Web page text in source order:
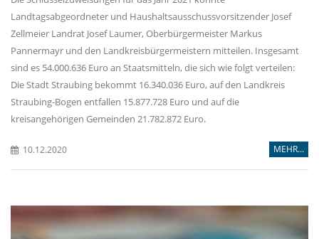
Landtagsabgeordneter und Haushaltsausschussvorsitzender Josef
Zellmeier Landrat Josef Laumer, Oberbürgermeister Markus
Pannermayr und den Landkreisbürgermeistern mitteilen. Insgesamt
sind es 54.000.636 Euro an Staatsmitteln, die sich wie folgt verteilen:
Die Stadt Straubing bekommt 16.340.036 Euro, auf den Landkreis
Straubing-Bogen entfallen 15.877.728 Euro und auf die
kreisangehörigen Gemeinden 21.782.872 Euro.
10.12.2020 MEHR...